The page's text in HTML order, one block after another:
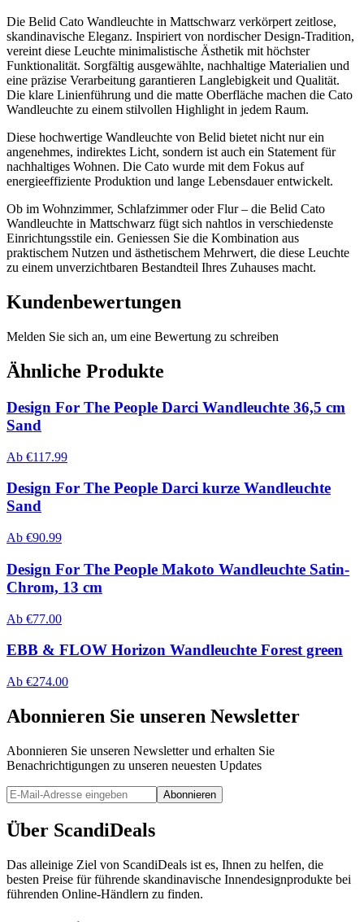
Die Belid Cato Wandleuchte in Mattschwarz verkörpert zeitlose,
skandinavische Eleganz. Inspiriert von nordischer Design-Tradition,
vereint diese Leuchte minimalistische Ästhetik mit höchster
Funktionalität. Sorgfältig ausgewählte, nachhaltige Materialien und
eine präzise Verarbeitung garantieren Langlebigkeit und Qualität.
Die klare Linienführung und die matte Oberfläche machen die Cato
Wandleuchte zu einem stilvollen Highlight in jedem Raum.
Diese hochwertige Wandleuchte von Belid bietet nicht nur ein
angenehmes, indirektes Licht, sondern ist auch ein Statement für
nachhaltiges Wohnen. Die Cato wurde mit dem Fokus auf
energieeffiziente Produktion und lange Lebensdauer entwickelt.
Ob im Wohnzimmer, Schlafzimmer oder Flur – die Belid Cato
Wandleuchte in Mattschwarz fügt sich nahtlos in verschiedenste
Einrichtungsstile ein. Geniessen Sie die Kombination aus
praktischem Nutzen und ästhetischem Mehrwert, die diese Leuchte
zu einem unverzichtbaren Bestandteil Ihres Zuhauses macht.
Kundenbewertungen
Melden Sie sich an, um eine Bewertung zu schreiben
Ähnliche Produkte
Design For The People Darci Wandleuchte 36,5 cm
Sand
Ab €117.99
Design For The People Darci kurze Wandleuchte
Sand
Ab €90.99
Design For The People Makoto Wandleuchte Satin-
Chrom, 13 cm
Ab €77.00
EBB & FLOW Horizon Wandleuchte Forest green
Ab €274.00
Abonnieren Sie unseren Newsletter
Abonnieren Sie unseren Newsletter und erhalten Sie
Benachrichtigungen zu unseren neuesten Updates
Abonnieren
Über ScandiDeals
Das alleinige Ziel von ScandiDeals ist es, Ihnen zu helfen, die
besten Preise für führende skandinavische Innendesignprodukte bei
führenden Online-Händlern zu finden.